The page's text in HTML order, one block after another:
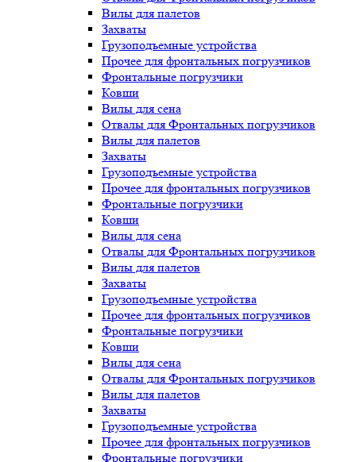
Вилы для палетов
Захваты
Грузоподъемные устройства
Прочее для фронтальных погрузчиков
Фронтальные погрузчики
Ковши
Вилы для сена
Отвалы для Фронтальных погрузчиков
Вилы для палетов
Захваты
Грузоподъемные устройства
Прочее для фронтальных погрузчиков
Фронтальные погрузчики
Ковши
Вилы для сена
Отвалы для Фронтальных погрузчиков
Вилы для палетов
Захваты
Грузоподъемные устройства
Прочее для фронтальных погрузчиков
Фронтальные погрузчики
Ковши
Вилы для сена
Отвалы для Фронтальных погрузчиков
Вилы для палетов
Захваты
Грузоподъемные устройства
Прочее для фронтальных погрузчиков
Фронтальные погрузчики